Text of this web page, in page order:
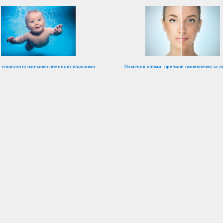
технологія навчання немовлят плаванню Пігментні плями: причини виникнення та